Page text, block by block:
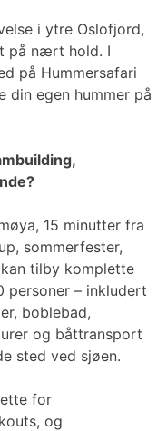
i ytre Oslofjord,
på nært hold. I
på Hummersafari
din egen hummer på
15 minutter fra
sommerfester,
tilby komplette
– inkludert
boblebad,
og båttransport
sted ved sjøen.
for
og